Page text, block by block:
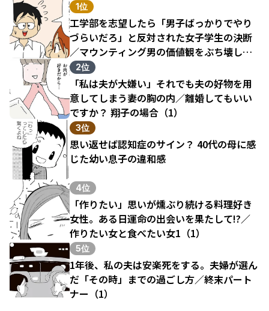
1位
工学部を志望したら「男子ばっかりでやり
づらいだろ」と反対された女子学生の決断
／マウンティング男の価値観をぶち壊した
結果（1）
2位
「私は夫が大嫌い」それでも夫の好物を用
意してしまう妻の胸の内／離婚してもいい
ですか？ 翔子の場合（1）
3位
思い返せば認知症のサイン？ 40代の母に感
じた幼い息子の違和感
4位
「作りたい」思いが燻ぶり続ける料理好き
女性。ある日運命の出会いを果たして!?／
作りたい女と食べたい女1（1）
5位
1年後、私の夫は安楽死をする。夫婦が選ん
だ「その時」までの過ごし方／終末パート
ナー（1）